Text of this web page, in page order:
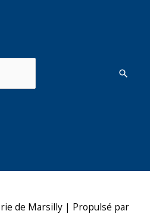
de Marsilly| Propulsé par